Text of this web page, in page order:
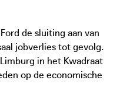
de sluiting aan van
jobverlies tot gevolg.
in het Kwadraat
op de economische